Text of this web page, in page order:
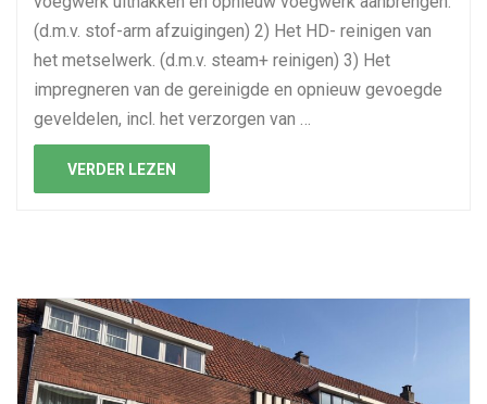
(d.m.v. stof-arm afzuigingen) 2) Het HD- reinigen van
het metselwerk. (d.m.v. steam+ reinigen) 3) Het
impregneren van de gereinigde en opnieuw gevoegde
geveldelen, incl. het verzorgen van …
VERDER LEZEN